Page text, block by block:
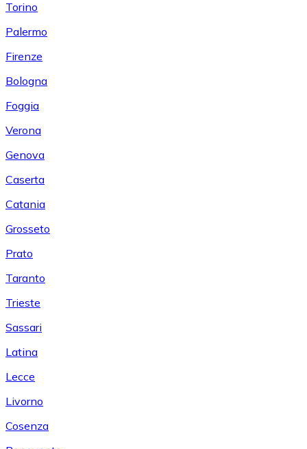
Torino
Palermo
Firenze
Bologna
Foggia
Verona
Genova
Caserta
Catania
Grosseto
Prato
Taranto
Trieste
Sassari
Latina
Lecce
Livorno
Cosenza